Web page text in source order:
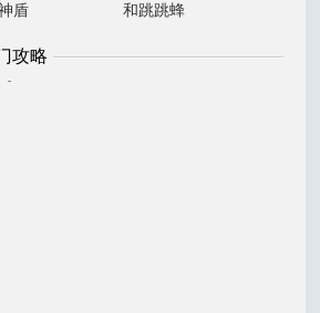
盾
和跳跳蜂
攻略